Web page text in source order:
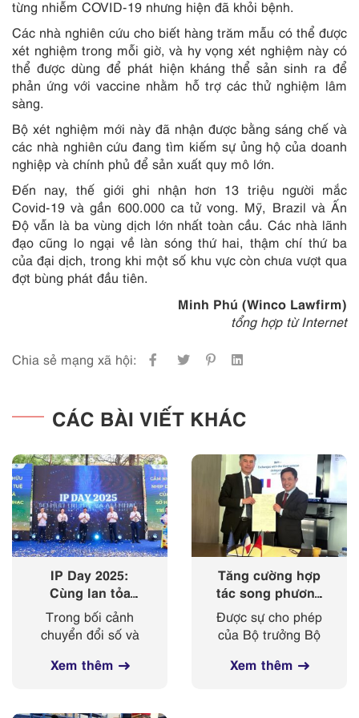
từng nhiễm COVID-19 nhưng hiện đã khỏi bệnh.
Các nhà nghiên cứu cho biết hàng trăm mẫu có thể được
xét nghiệm trong mỗi giờ, và hy vọng xét nghiệm này có
thể được dùng để phát hiện kháng thể sản sinh ra để
phản ứng với vaccine nhằm hỗ trợ các thử nghiệm lâm
sàng.
Bộ xét nghiệm mới này đã nhận được bằng sáng chế và
các nhà nghiên cứu đang tìm kiếm sự ủng hộ của doanh
nghiệp và chính phủ để sản xuất quy mô lớn.
Đến nay, thế giới ghi nhận hơn 13 triệu người mắc
Covid-19 và gần 600.000 ca tử vong. Mỹ, Brazil và Ấn
Độ vẫn là ba vùng dịch lớn nhất toàn cầu. Các nhà lãnh
đạo cũng lo ngại về làn sóng thứ hai, thậm chí thứ ba
của đại dịch, trong khi một số khu vực còn chưa vượt qua
đợt bùng phát đầu tiên.
Minh Phú (Winco Lawfirm)
tổng hợp từ Internet
Chia sẻ mạng xã hội:
CÁC BÀI VIẾT KHÁC
IP Day 2025:
Cùng lan tỏa
‘nhịp điệu’ của
sở hữu trí tuệ
trong kỷ nguyên
số
Trong bối cảnh
chuyển đổi số và
nghiệp 4.0 diễn ra
Xem thêm
Tăng cường hợp
tác song phương
giữa Cục Sở hữu
trí tuệ với Viện
Sở hữu công
nghiệp Cộng
Được sự cho phép
của Bộ trưởng Bộ
Công nghệ, từ
Xem thêm